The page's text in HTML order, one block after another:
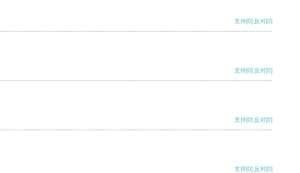
支持[0] 反对[0]
支持[0] 反对[0]
支持[0] 反对[0]
支持[0] 反对[0]